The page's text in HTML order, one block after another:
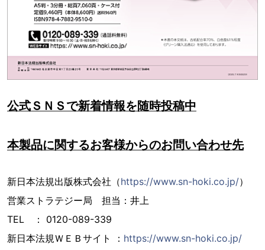
公式ＳＮＳで新着情報を随時投稿中
本製品に関するお客様からのお問い合わせ先
新日本法規出版株式会社（https://www.sn-hoki.co.jp/）
営業ストラテジー局 担当：井上
TEL ： 0120-089-339
新日本法規ＷＥＢサイト ： https://www.sn-hoki.co.jp/